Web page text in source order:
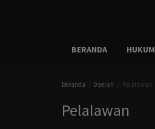
BERANDA HUKUM
Beranda Daerah Pelalawan
Pelalawan